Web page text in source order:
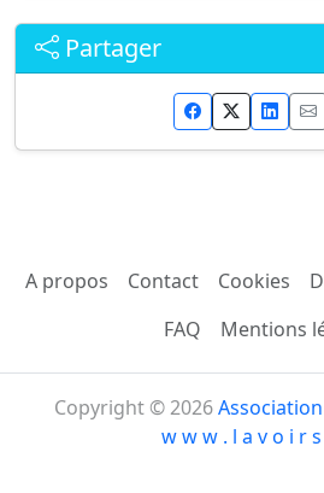
Partager
A propos Contact Cookies
FAQ
Mentions
Copyright © 2026
w w w . l a v o i r